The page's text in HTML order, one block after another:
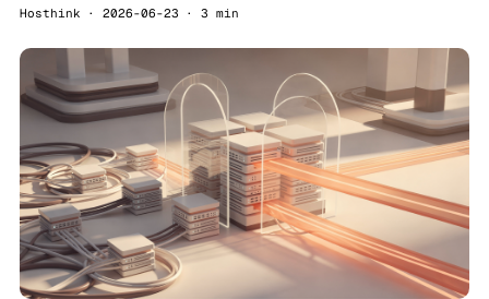
Hosthink · 2026-06-23 · 3 min